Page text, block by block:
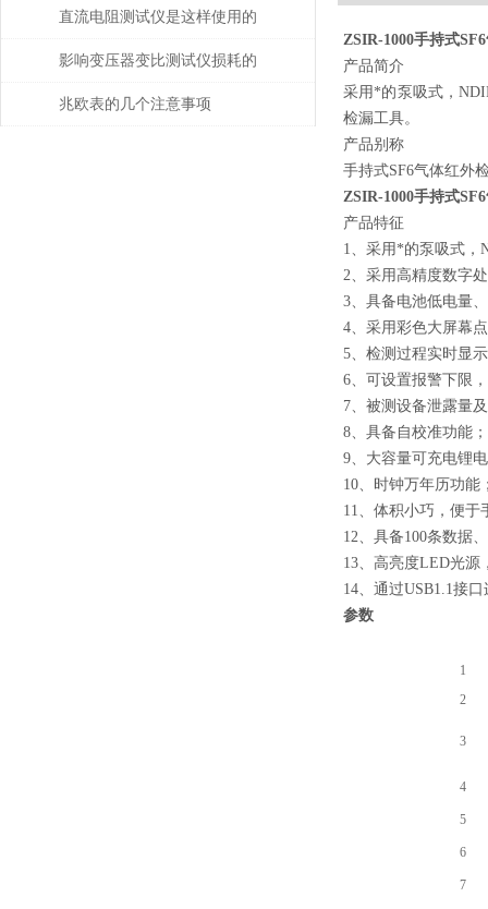
些？
直流电阻测试仪是这样使用的
吗？
影响变压器变比测试仪损耗的
主要因素是什么？
兆欧表的几个注意事项
ZSIR-1000手持式
产品简介
采用*的泵吸式，
检漏工具。
产品别称
手持式SF6气体红外
ZSIR-1000手持式
产品特征
1、采用*的泵吸式，
2、采用高精度数字
3、具备电池低电量
4、采用彩色大屏幕
5、检测过程实时显
6、可设置报警下限
7、被测设备泄露量
8、具备自校准功能；
9、大容量可充电锂
10、时钟万年历功能
11、体积小巧，便于
12、具备100条数据
13、高亮度LED光源
14、通过USB1.1接
参数
1
2
3
4
5
6
7